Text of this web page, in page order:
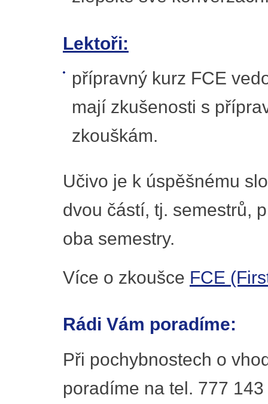
Lektoři:
přípravný kurz FCE
mají zkušenosti s
zkouškám.
Učivo je k úspěšnému
dvou částí, tj. semestrů,
oba semestry.
Více o zkoušce FCE
Rádi Vám poradíme:
Při pochybnostech o
poradíme na tel. 777